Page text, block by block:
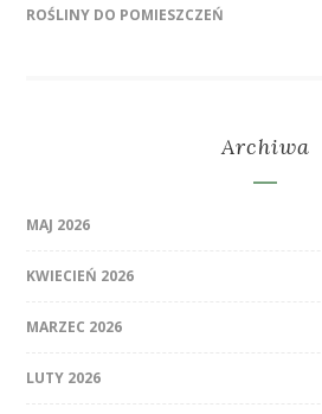
ROŚLINY DO POMIESZCZEŃ
Archiwa
MAJ 2026
KWIECIEŃ 2026
MARZEC 2026
LUTY 2026